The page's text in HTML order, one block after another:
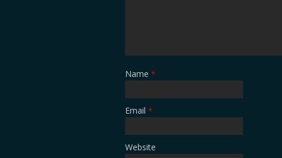
Name *
Email *
Website